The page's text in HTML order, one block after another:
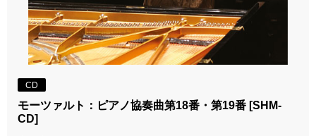
CD
モーツァルト：ピアノ協奏曲第18番・第19番 [SHM-
CD]